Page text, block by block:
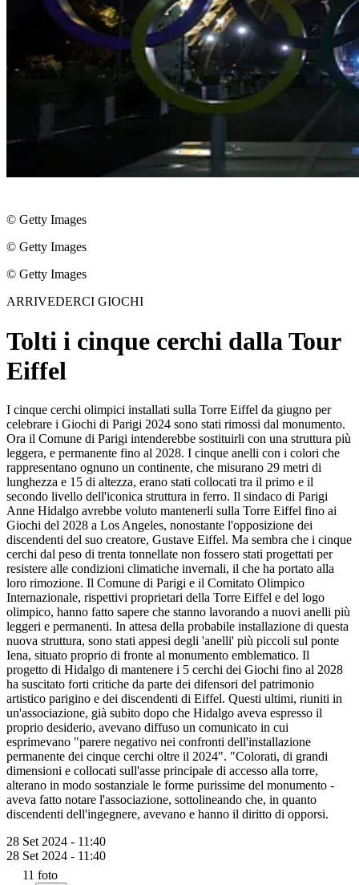
© Getty Images
© Getty Images
© Getty Images
ARRIVEDERCI GIOCHI
Tolti i cinque cerchi dalla Tour
Eiffel
I cinque cerchi olimpici installati sulla Torre Eiffel da giugno per
celebrare i Giochi di Parigi 2024 sono stati rimossi dal monumento.
Ora il Comune di Parigi intenderebbe sostituirli con una struttura più
leggera, e permanente fino al 2028. I cinque anelli con i colori che
rappresentano ognuno un continente, che misurano 29 metri di
lunghezza e 15 di altezza, erano stati collocati tra il primo e il
secondo livello dell'iconica struttura in ferro. Il sindaco di Parigi
Anne Hidalgo avrebbe voluto mantenerli sulla Torre Eiffel fino ai
Giochi del 2028 a Los Angeles, nonostante l'opposizione dei
discendenti del suo creatore, Gustave Eiffel. Ma sembra che i cinque
cerchi dal peso di trenta tonnellate non fossero stati progettati per
resistere alle condizioni climatiche invernali, il che ha portato alla
loro rimozione. Il Comune di Parigi e il Comitato Olimpico
Internazionale, rispettivi proprietari della Torre Eiffel e del logo
olimpico, hanno fatto sapere che stanno lavorando a nuovi anelli più
leggeri e permanenti. In attesa della probabile installazione di questa
nuova struttura, sono stati appesi degli 'anelli' più piccoli sul ponte
Iena, situato proprio di fronte al monumento emblematico. Il
progetto di Hidalgo di mantenere i 5 cerchi dei Giochi fino al 2028
ha suscitato forti critiche da parte dei difensori del patrimonio
artistico parigino e dei discendenti di Eiffel. Questi ultimi, riuniti in
un'associazione, già subito dopo che Hidalgo aveva espresso il
proprio desiderio, avevano diffuso un comunicato in cui
esprimevano "parere negativo nei confronti dell'installazione
permanente dei cinque cerchi oltre il 2024". "Colorati, di grandi
dimensioni e collocati sull'asse principale di accesso alla torre,
alterano in modo sostanziale le forme purissime del monumento -
aveva fatto notare l'associazione, sottolineando che, in quanto
discendenti dell'ingegnere, avevano e hanno il diritto di opporsi.
28 Set 2024 - 11:40
28 Set 2024 - 11:40
11 foto